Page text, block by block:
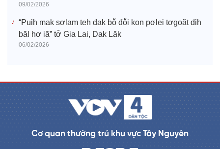
09/02/2026
“Puih mak sơlam teh đak ƀô̆ đô̆i kon pơlei tơgoăt dih
băl hơ iă” tơ̆ Gia Lai, Dak Lăk
06/02/2026
Cơ quan thường trú khu vực Tây Nguyên